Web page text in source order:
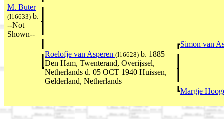
M. Buter
(I16633) b.
--Not
Shown--
Simon van
Roelofje van Asperen (I16628) b. 1885
Den Ham, Twenterand, Overijssel,
Netherlands d. 05 OCT 1940 Huissen,
Gelderland, Netherlands
Margje